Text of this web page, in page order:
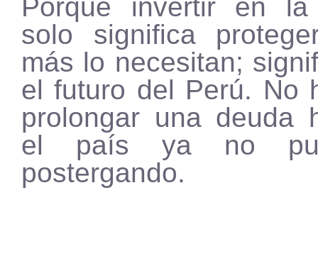
Porque invertir en
solo significa
más lo necesitan;
el futuro del Perú. No
prolongar una deuda
el país ya no
postergando.